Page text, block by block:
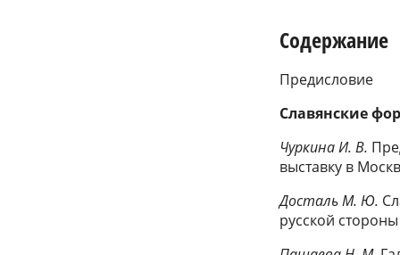
Содержание
Предисловие
Славянские
Чуркина И. В.
выставку в
Досталь М. Ю.
русской стороны